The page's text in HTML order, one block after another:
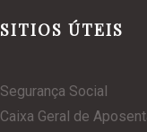
SITIOS ÚTEIS
Segurança Social
Caixa Geral de